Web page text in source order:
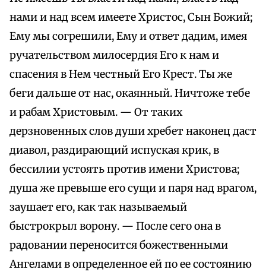
нами и над всем имеете Христос, Сын Божий;
Ему мы согрешили, Ему и ответ дадим, имея
ручательством милосердия Его к нам и
спасения в Нем честный Его Крест. Ты же
беги дальше от нас, окаянный. Ничтоже тебе
и рабам Христовым. — От таких
дерзновенных слов души хребет наконец даст
диавол, раздирающий испуская крик, в
бессилии устоять против имени Христова;
душа же превыше его сущи и паря над врагом,
заушает его, как так называемый
быстрокрыл ворону. — После сего она в
радовании переносится божественными
Ангелами в определенное ей по ее состоянию